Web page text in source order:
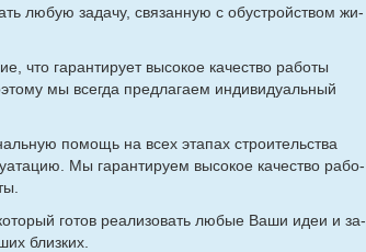
лю­бую за­да­чу, свя­зан­ную с обу­строй­ством жи­
что га­ран­ти­ру­ет вы­со­кое ка­че­ство ра­бо­ты
мы все­гда пред­ла­га­ем ин­ди­ви­ду­аль­ный
по­мощь на всех эта­пах стро­и­тель­ства
Мы га­ран­ти­ру­ем вы­со­кое ка­че­ство ра­бо­
го­тов ре­а­ли­зо­вать лю­бые Ва­ши идеи и за­
близ­ких.